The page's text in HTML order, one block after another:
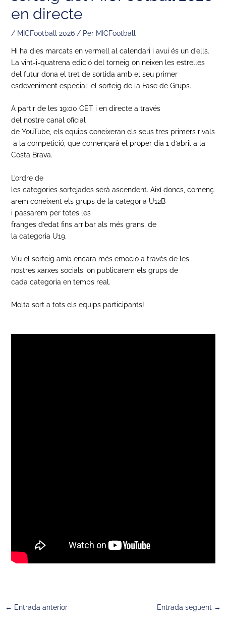
en directe
/ MICFootball 2026/ Per MICFootball
Hi ha dies marcats en vermell al calendari i avui és un d’ells.
La vint-i-quatrena edició del torneig on neixen les estrelles
del futur dona el tret de sortida amb el seu primer
esdeveniment especial: el sorteig de la Fase de Grups.
A partir de les 19:00 CET i en directe a través
del nostre canal oficial
de YouTube, els equips coneixeran els seus tres primers rivals
a la competició, que començarà el proper dia 1 d’abril a la
Costa Brava.
L’ordre de
les categories sortejades serà ascendent. Així doncs, començ
arem coneixent els grups de la categoria U12B
i passarem per totes les
franges d’edat fins arribar als més grans, de
la categoria U19.
Viu el sorteig amb encara més emoció a través de les
nostres xarxes socials, on publicarem els grups de
cada categoria en temps real.
Molta sort a tots els equips participants!
← Entrada anterior Entrada següent →